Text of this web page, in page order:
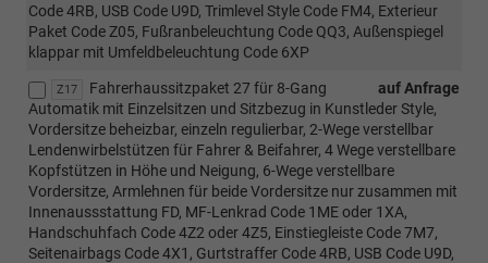
Code 4RB, USB Code U9D, Trimlevel Style Code FM4, Exterieur
Paket Code Z05, Fußranbeleuchtung Code QQ3, Außenspiegel
klappar mit Umfeldbeleuchtung Code 6XP
Z17 auf Anfrage
Fahrerhaussitzpaket 27 für 8-Gang
Automatik mit Einzelsitzen und Sitzbezug in Kunstleder Style,
Vordersitze beheizbar, einzeln regulierbar, 2-Wege verstellbar
Lendenwirbelstützen für Fahrer & Beifahrer, 4 Wege verstellbare
Kopfstützen in Höhe und Neigung, 6-Wege verstellbare
Vordersitze, Armlehnen für beide Vordersitze nur zusammen mit
Innenaussstattung FD, MF-Lenkrad Code 1ME oder 1XA,
Handschuhfach Code 4Z2 oder 4Z5, Einstiegleiste Code 7M7,
Seitenairbags Code 4X1, Gurtstraffer Code 4RB, USB Code U9D,